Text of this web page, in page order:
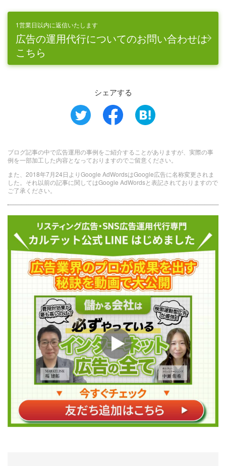
1営業日以内に返信いたします
広告の運用代行についてのお問い合わせは
こちら
シェアする
ブログ記事の中で広告運用の事例をご紹介することがありますが、実際の事
例を一部加工した内容となっておりますのでご留意ください。
また、2018年7月24日よりGoogle AdWordsはGoogle広告に名称変更されま
した。それ以前の記事に関してはGoogle AdWordsと表記されておりますので
ご了承ください。